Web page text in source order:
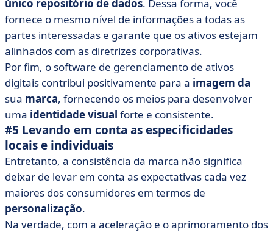
único repositório de dados. Dessa forma, você
fornece o mesmo nível de informações a todas as
partes interessadas e garante que os ativos estejam
alinhados com as diretrizes corporativas.
Por fim, o software de gerenciamento de ativos
digitais contribui positivamente para a imagem da
sua marca, fornecendo os meios para desenvolver
uma identidade visual forte e consistente.
#5 Levando em conta as especificidades
locais e individuais
Entretanto, a consistência da marca não significa
deixar de levar em conta as expectativas cada vez
maiores dos consumidores em termos de
personalização.
Na verdade, com a aceleração e o aprimoramento dos